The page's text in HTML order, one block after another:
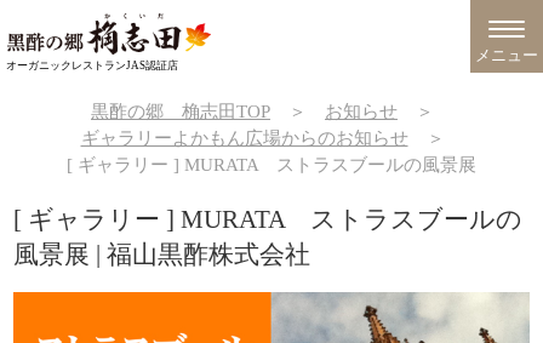
オーガニックレストランJAS認証店
メニュー
黒酢の郷 桷志田TOP ＞ お知らせ ＞
ギャラリーよかもん広場からのお知らせ＞
[ ギャラリー ] MURATA ストラスブールの風景展
[ ギャラリー ] MURATA ストラスブールの
風景展 | 福山黒酢株式会社